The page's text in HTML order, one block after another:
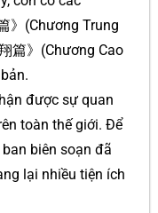
》(Chương Trung
篇》(Chương Cao
được sự quan
toàn thế giới. Để
biên soạn đã
lại nhiều tiện ích